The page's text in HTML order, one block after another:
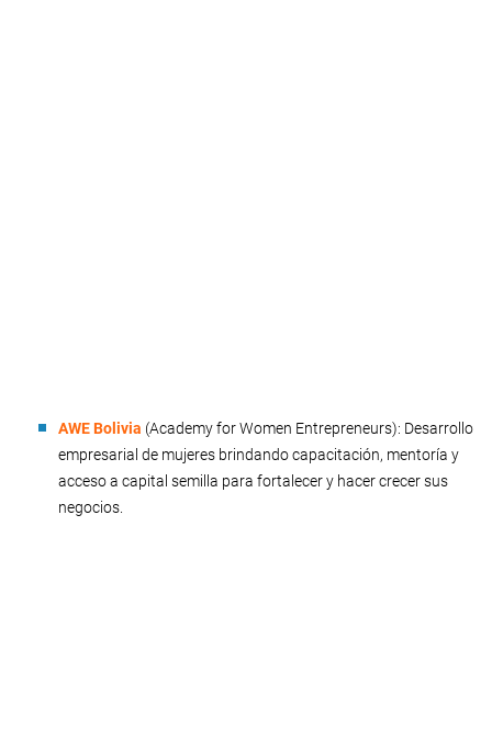
AWE Bolivia (Academy for Women Entrepreneurs): Desarrollo
empresarial de mujeres brindando capacitación, mentoría y
acceso a capital semilla para fortalecer y hacer crecer sus
negocios.